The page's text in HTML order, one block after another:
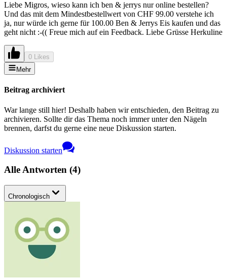
Liebe Migros, wieso kann ich ben & jerrys nur online bestellen?
Und das mit dem Mindestbestellwert von CHF 99.00 verstehe ich
ja, nur würde ich gerne für 100.00 Ben & Jerrys Eis kaufen und das
geht nicht :-(( Freue mich auf ein Feedback. Liebe Grüsse Herkuline
0 Likes
Mehr
Beitrag archiviert
War lange still hier! Deshalb haben wir entschieden, den Beitrag zu
archivieren. Sollte dir das Thema noch immer unter den Nägeln
brennen, darfst du gerne eine neue Diskussion starten.
Diskussion starten
Alle Antworten (4)
Chronologisch